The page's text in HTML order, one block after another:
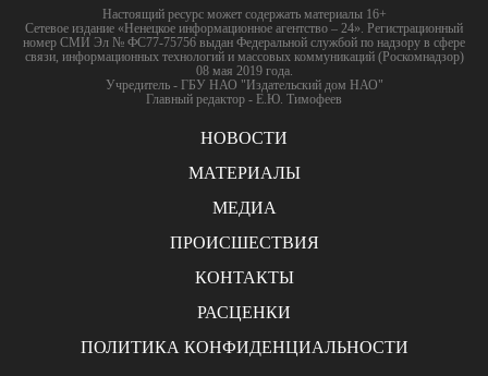
Настоящий ресурс может содержать материалы 16+
Сетевое издание «Ненецкое информационное агентство – 24». Регистрационный
номер СМИ Эл № ФС77-75756 выдан Федеральной службой по надзору в сфере
связи, информационных технологий и массовых коммуникаций (Роскомнадзор)
08 мая 2019 года.
Учредитель - ГБУ НАО "Издательский дом НАО"
Главный редактор - Е.Ю. Тимофеев
НОВОСТИ
МАТЕРИАЛЫ
МЕДИА
ПРОИСШЕСТВИЯ
КОНТАКТЫ
РАСЦЕНКИ
ПОЛИТИКА КОНФИДЕНЦИАЛЬНОСТИ